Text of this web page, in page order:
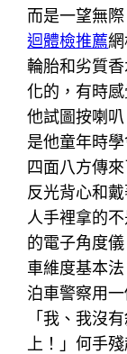
而是一望無
迴體檢推薦
輪胎和劣質
化的，有時
他試圖按喇
是他童年時
四面八方傳
反光背心和
人手裡拿的
的電子角度
車維度基本
泊車警察用
「我、我沒
上！」何手